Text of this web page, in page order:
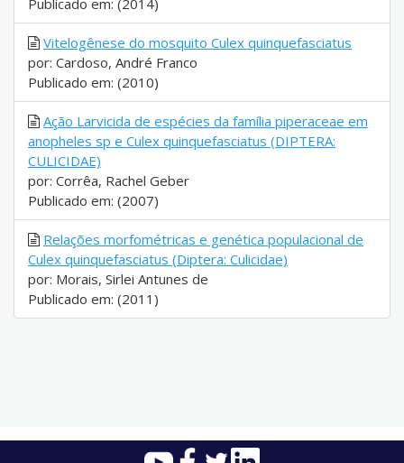
Publicado em: (2014)
Vitelogênese do mosquito Culex quinquefasciatus
por: Cardoso, André Franco
Publicado em: (2010)
Ação Larvicida de espécies da família piperaceae em
anopheles sp e Culex quinquefasciatus (DIPTERA:
CULICIDAE)
por: Corrêa, Rachel Geber
Publicado em: (2007)
Relações morfométricas e genética populacional de
Culex quinquefasciatus (Diptera: Culicidae)
por: Morais, Sirlei Antunes de
Publicado em: (2011)